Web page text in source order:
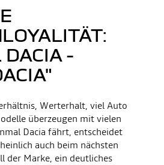
DACIA -
Werterhalt, viel Auto
überzeugen mit vielen
Dacia fährt, entscheidet
auch beim nächsten
der Marke, ein deutliches